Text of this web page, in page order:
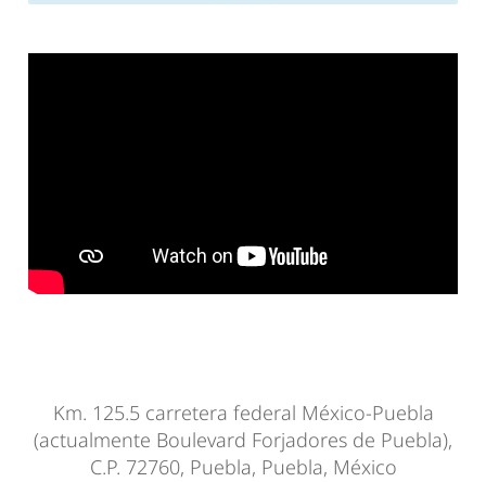
Km. 125.5 carretera federal México-Puebla
(actualmente Boulevard Forjadores de Puebla),
C.P. 72760, Puebla, Puebla, México